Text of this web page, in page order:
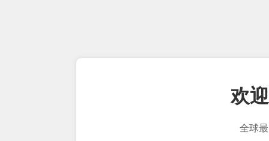
欢
全球